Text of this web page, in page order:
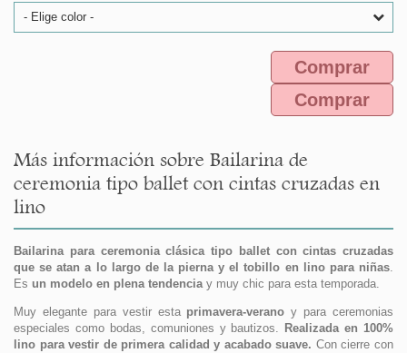
- Elige color -
Comprar
Comprar
Más información sobre Bailarina de
ceremonia tipo ballet con cintas cruzadas en
lino
Bailarina para ceremonia clásica tipo ballet con cintas cruzadas
que se atan a lo largo de la pierna y el tobillo en lino para niñas.
Es un modelo en plena tendenciay muy chic para esta temporada.
Muy elegante para vestir estaprimavera-verano y para ceremonias
especiales como bodas, comuniones y bautizos. Realizada en 100%
lino para vestir de primera calidad y acabado suave. Con cierre con